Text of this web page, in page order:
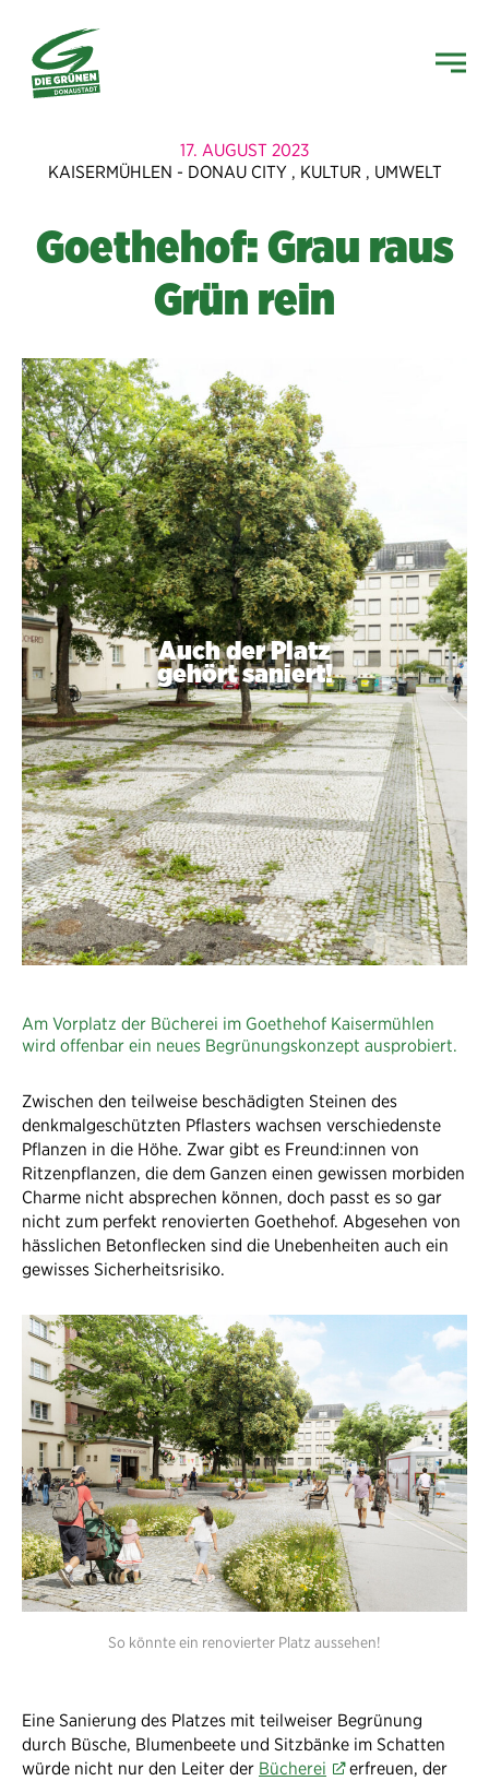
17. AUGUST 2023
KAISERMÜHLEN - DONAU CITY , KULTUR , UMWELT
Goethehof: Grau raus
Grün rein
Auch der Platz
gehört saniert!
Am Vorplatz der Bücherei im Goethehof Kaisermühlen
wird offenbar ein neues Begrünungskonzept ausprobiert.
Zwischen den teilweise beschädigten Steinen des
denkmalgeschützten Pflasters wachsen verschiedenste
Pflanzen in die Höhe. Zwar gibt es Freund:innen von
Ritzenpflanzen, die dem Ganzen einen gewissen morbiden
Charme nicht absprechen können, doch passt es so gar
nicht zum perfekt renovierten Goethehof. Abgesehen von
hässlichen Betonflecken sind die Unebenheiten auch ein
gewisses Sicherheitsrisiko.
So könnte ein renovierter Platz aussehen!
Eine Sanierung des Platzes mit teilweiser Begrünung
durch Büsche, Blumenbeete und Sitzbänke im Schatten
würde nicht nur den Leiter der Bücherei
erfreuen, der